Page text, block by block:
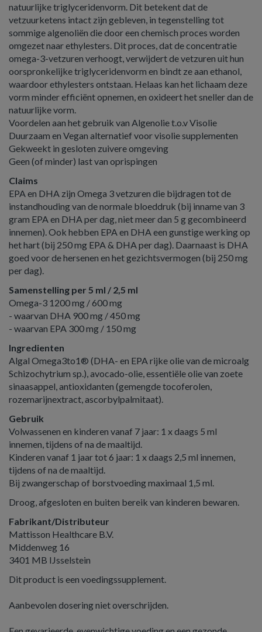
natuurlijke triglyceridenvorm. Dit betekent dat de
vetzuurketens intact zijn gebleven, in tegenstelling tot
sommige algenoliën die door een chemisch proces worden
omgezet naar ethylesters. Dit proces, dat de concentratie
omega-3-vetzuren verhoogt, verwijdert de vetzuren uit hun
oorspronkelijke triglyceridenvorm en bindt ze aan ethanol,
waardoor ethylesters ontstaan. Helaas kan het lichaam deze
vorm minder efficiënt opnemen, en oxideert het sneller dan de
natuurlijke vorm.
Voordelen aan het gebruik van Algenolie t.o.v Visolie
Duurzaam en Vegan alternatief voor visolie supplementen
Gekweekt in gesloten zuivere omgeving
Geen (of minder) last van oprispingen
Claims
EPA en DHA zijn Omega 3 vetzuren die bijdragen tot de
instandhouding van de normale bloeddruk (bij inname van 3
gram EPA en DHA per dag, niet meer dan 5 g gecombineerd
innemen). Ook hebben EPA en DHA een gunstige werking op
het hart (bij 250 mg EPA & DHA per dag). Daarnaast is DHA
goed voor de hersenen en het gezichtsvermogen (bij 250 mg
per dag).
Samenstelling per 5 ml / 2,5 ml
Omega-3 1200 mg / 600 mg
- waarvan DHA 900 mg / 450 mg
- waarvan EPA 300 mg / 150 mg
Ingredienten
Algal Omega3to1® (DHA- en EPA rijke olie van de microalg
Schizochytrium sp.), avocado-olie, essentiële olie van zoete
sinaasappel, antioxidanten (gemengde tocoferolen,
rozemarijnextract, ascorbylpalmitaat).
Gebruik
Volwassenen en kinderen vanaf 7 jaar: 1 x daags 5 ml
innemen, tijdens of na de maaltijd.
Kinderen vanaf 1 jaar tot 6 jaar: 1 x daags 2,5 ml innemen,
tijdens of na de maaltijd.
Bij zwangerschap of borstvoeding maximaal 1,5 ml.
Droog, afgesloten en buiten bereik van kinderen bewaren.
Fabrikant/Distributeur
Mattisson Healthcare B.V.
Middenweg 16
3401 MB IJsselstein
Dit product is een voedingssupplement.
Aanbevolen dosering niet overschrijden.